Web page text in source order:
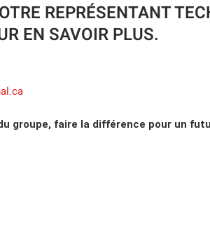
REPRÉSENTANT
EN SAVOIR PLUS.
groupe, faire la différence pour un